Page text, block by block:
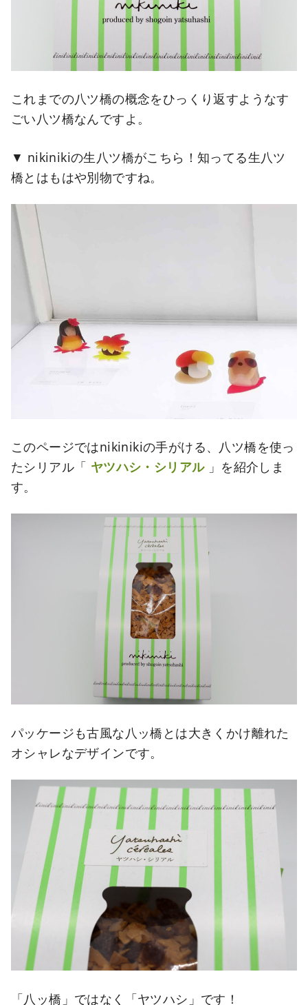
これまでの八ツ橋の概念をひっくり返すようなす
ごい八ツ橋なんですよ。
nikinikiの生八ツ橋がこちら！知ってる生八ツ
橋とはもはや別物ですね。
このページではnikinikiの手がける、八ツ橋を使っ
たシリアル「 ヤツハシ・シリアル 」を紹介しま
す。
パッケージも古風な八ッ橋とは大きくかけ離れた
オシャレなデザインです。
「八ッ橋」ではなく「ヤツハシ」です！